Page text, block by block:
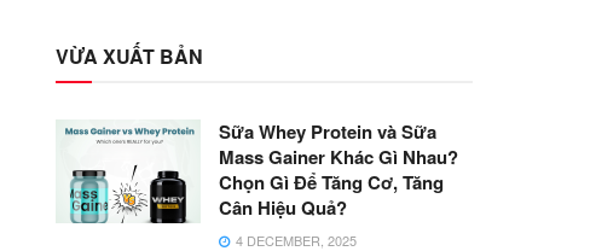
VỪA XUẤT BẢN
Sữa Whey Protein và Sữa
Mass Gainer Khác Gì Nhau?
Chọn Gì Để Tăng Cơ, Tăng
Cân Hiệu Quả?
4 DECEMBER, 2025